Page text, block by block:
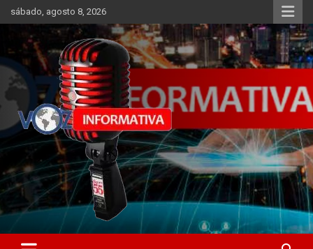
Skip
to
content
sábado, agosto 8, 2026
ncstv.info
Libertad informativa